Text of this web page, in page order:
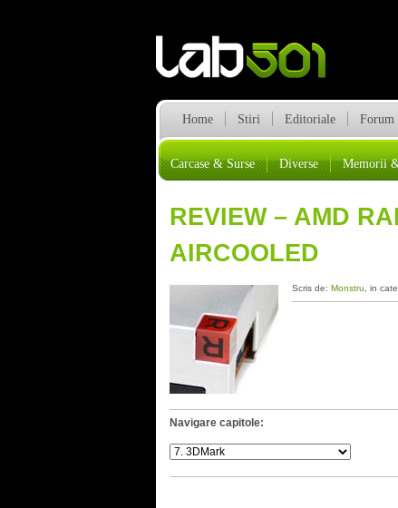
Home Stiri Editoriale Forum
Carcase & Surse Diverse Memorii
REVIEW – AMD
AIRCOOLED
Scris de: Monstru , in
Navigare capitole: